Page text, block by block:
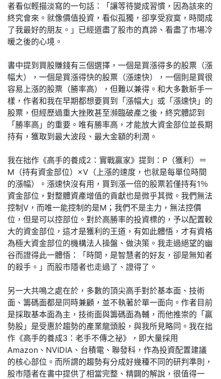
者看似輕描淡寫的一句話：「讓等待變成習慣，因為該來的
終究會來。就像價值投資，看似孤獨，卻享受寂寞，時間成
了我最好的朋友。」已經道盡了股市的真諦、看盡了市場冷
暖之後的心境。
書中提到買股賺錢有三個選擇，一個是買漲得多的股票（漲
幅大），一個是買漲得快的股票（漲速快），一個則是買很
容易上漲的股票（勝率高），但難以兼得。和大多數新手一
樣，作者和我在早期都想要買到「漲幅大」或「漲速快」的
股票，但經歷過重大挫敗甚至瀕臨破產之後，終究體認到
「勝率高」的重要。唯有勝率高，才能放大資金部位並長期
持有，獲取到最大波段、最大金額的利潤。
我在拙作《高手的養成2：實戰贏家》提到：P（獲利）＝
M（持有資金部位）×V（上漲的速度，也就是每單位時間
的漲幅）。漲速快沒有用，買到漲一倍的股票若僅持有1％
資金部位，對整體資產增值的貢獻也是微乎其微。我們無法
控制V，而唯一能控制的是M；我們不是主力，無法控價
位，但是可以控部位。對於高勝率的投資標的，予以配置較
大的資金部位，這才是獲利的王道，有如此體悟，才有資格
為極大資金部位的機構法人操盤、做決策。我走過絕望的幽
谷而證得此一體悟：「時間，是智慧者的好友，卻是無知者
的殺手。」而股市隱者也走過了、證得了。
另一大共鳴之處在於，多數的頂尖高手對於基本面、技術
面、籌碼面都是同時兼顧，並不執著於單一面向。作者目前
是採取基本面為主，技術面與籌碼面為輔，而他推崇的「贏
勢股」是受惠於趨勢的產業龍頭股，與我所見略同。我在拙
作《高手的養成3：老手不傳之祕》，即大量採用
Amazon、NVIDIA、台積電、聯發科，作為投資配置建議
的核心部位。而所謂的趨勢有分成好幾種不同的研判準則，
股市隱者在書中提供了相當完整、精闢的解說，很值得一